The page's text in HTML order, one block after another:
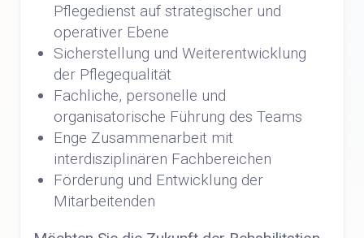
Pflegedienst auf strategischer und
operativer Ebene
Sicherstellung und Weiterentwicklung
der Pflegequalität
Fachliche, personelle und
organisatorische Führung des Teams
Enge Zusammenarbeit mit
interdisziplinären Fachbereichen
Förderung und Entwicklung der
Mitarbeitenden